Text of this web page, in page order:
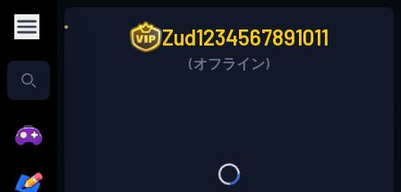
Zud1234567891011
(オフライン)